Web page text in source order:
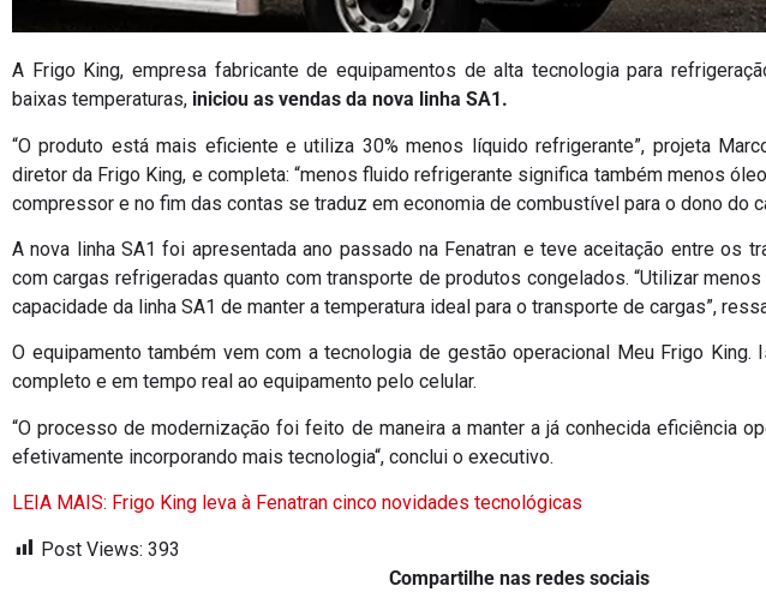
A Frigo King, empresa fabricante de equipamentos de alta tecnologia para
baixas temperaturas, iniciou as vendas da nova linha SA1.
“O produto está mais eficiente e utiliza 30% menos líquido refrigerante”, projeta
diretor da Frigo King, e completa: “menos fluido refrigerante significa também menos
compressor e no fim das contas se traduz em economia de combustível para o dono do
A nova linha SA1 foi apresentada ano passado na Fenatran e teve aceitação entre os
com cargas refrigeradas quanto com transporte de produtos congelados. “Utilizar
capacidade da linha SA1 de manter a temperatura ideal para o transporte de cargas”,
O equipamento também vem com a tecnologia de gestão operacional Meu Frigo
completo e em tempo real ao equipamento pelo celular.
“O processo de modernização foi feito de maneira a manter a já conhecida eficiência
efetivamente incorporando mais tecnologia“, conclui o executivo.
LEIA MAIS: Frigo King leva à Fenatran cinco novidades tecnológicas
Post Views: 393
Compartilhe nas redes sociais